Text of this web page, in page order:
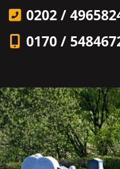
0202 /
0170 /